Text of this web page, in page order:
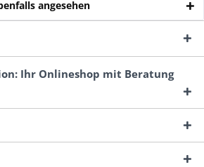
angesehen
Ihr Onlineshop mit Beratung